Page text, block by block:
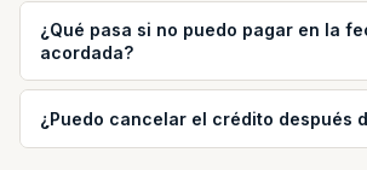
¿Qué pasa si no puedo pagar en la
acordada?
¿Puedo cancelar el crédito después